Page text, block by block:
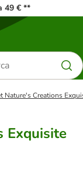
49 € **
Nature's Creations
Exquisite